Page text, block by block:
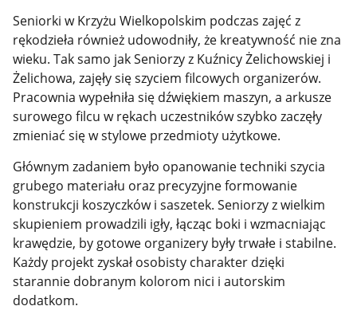
Seniorki w Krzyżu Wielkopolskim podczas zajęć z
rękodzieła również udowodniły, że kreatywność nie zna
wieku. Tak samo jak Seniorzy z Kuźnicy Żelichowskiej i
Żelichowa, zajęły się szyciem filcowych organizerów.
Pracownia wypełniła się dźwiękiem maszyn, a arkusze
surowego filcu w rękach uczestników szybko zaczęły
zmieniać się w stylowe przedmioty użytkowe.
Głównym zadaniem było opanowanie techniki szycia
grubego materiału oraz precyzyjne formowanie
konstrukcji koszyczków i saszetek. Seniorzy z wielkim
skupieniem prowadzili igły, łącząc boki i wzmacniając
krawędzie, by gotowe organizery były trwałe i stabilne.
Każdy projekt zyskał osobisty charakter dzięki
starannie dobranym kolorom nici i autorskim
dodatkom.